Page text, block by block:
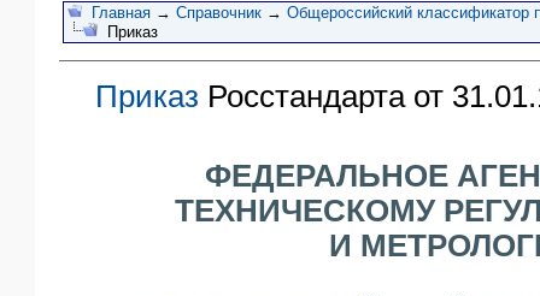
Договоры
Проводки
Главная → Справочник → Общероссийский классификатор
Приказ
Приказ Росстандарта от
ФЕДЕРАЛЬНОЕ
ТЕХНИЧЕСКОМУ
И